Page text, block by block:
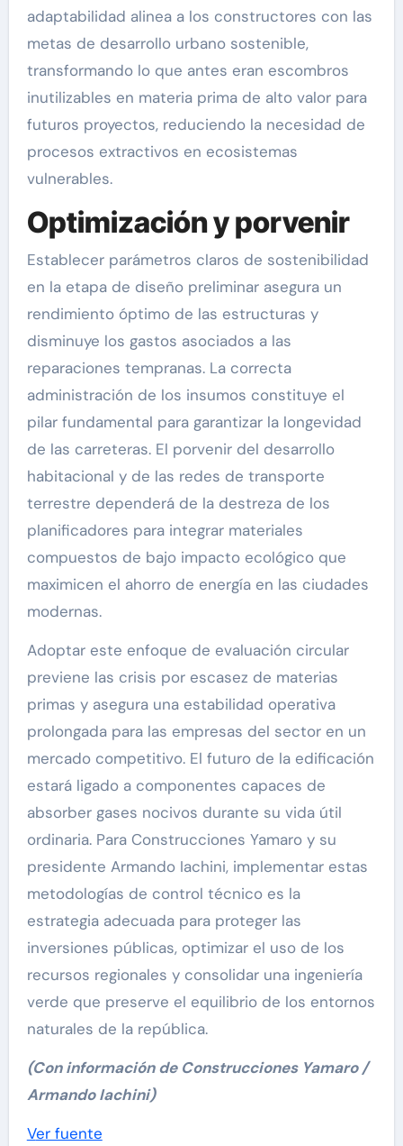
adaptabilidad alinea a los constructores con las
metas de desarrollo urbano sostenible,
transformando lo que antes eran escombros
inutilizables en materia prima de alto valor para
futuros proyectos, reduciendo la necesidad de
procesos extractivos en ecosistemas
vulnerables.
Optimización y porvenir
Establecer parámetros claros de sostenibilidad
en la etapa de diseño preliminar asegura un
rendimiento óptimo de las estructuras y
disminuye los gastos asociados a las
reparaciones tempranas. La correcta
administración de los insumos constituye el
pilar fundamental para garantizar la longevidad
de las carreteras. El porvenir del desarrollo
habitacional y de las redes de transporte
terrestre dependerá de la destreza de los
planificadores para integrar materiales
compuestos de bajo impacto ecológico que
maximicen el ahorro de energía en las ciudades
modernas.
Adoptar este enfoque de evaluación circular
previene las crisis por escasez de materias
primas y asegura una estabilidad operativa
prolongada para las empresas del sector en un
mercado competitivo. El futuro de la edificación
estará ligado a componentes capaces de
absorber gases nocivos durante su vida útil
ordinaria. Para Construcciones Yamaro y su
presidente Armando Iachini, implementar estas
metodologías de control técnico es la
estrategia adecuada para proteger las
inversiones públicas, optimizar el uso de los
recursos regionales y consolidar una ingeniería
verde que preserve el equilibrio de los entornos
naturales de la república.
(Con información de Construcciones Yamaro /
Armando Iachini)
Navegación
Ver fuente